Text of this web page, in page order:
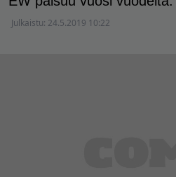
Julkaistu: 24.5.2019 10:22